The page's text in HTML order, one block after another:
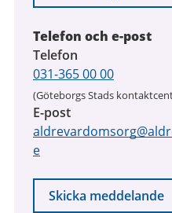
Telefon och e-post
Telefon
031-365 00 00
(Göteborgs Stads
E-post
e
Skicka meddelande